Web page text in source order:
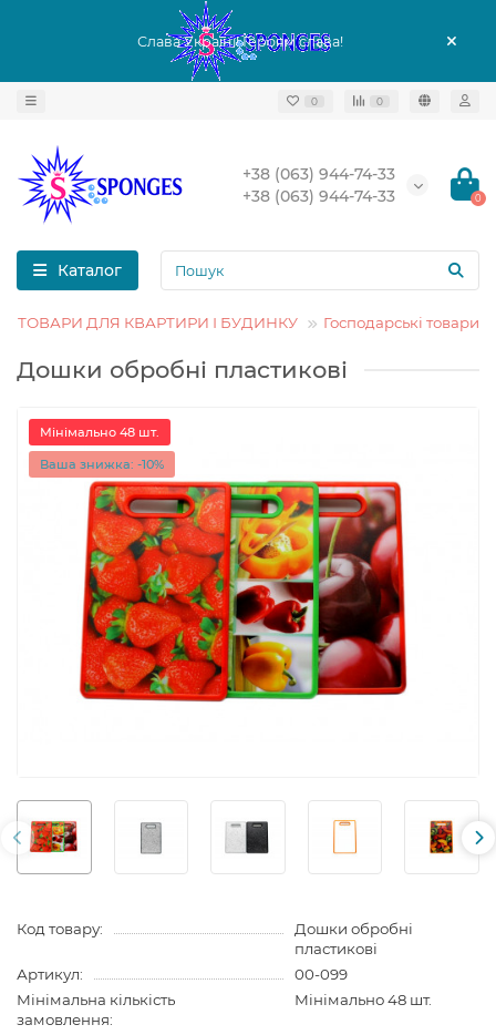
Слава Україні! Героям слава!
0 0
+38 (063) 944-74-33
+38 (063) 944-74-33
0
Каталог
ТОВАРИ ДЛЯ КВАРТИРИ І БУДИНКУ Господарські товари
Дошки обробні пластикові
Мінімально 48 шт.
Ваша знижка: -10%
Код товару:
Дошки обробні
пластикові
Артикул:
00-099
Мінімальна кількість
замовлення:
Мінімально 48 шт.